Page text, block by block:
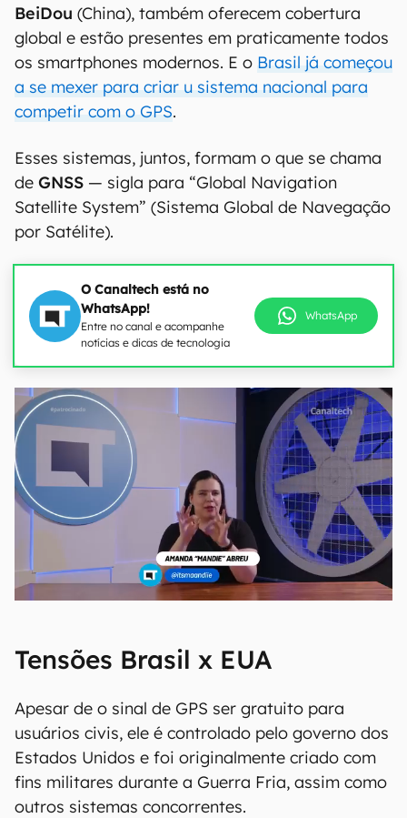
BeiDou (China), também oferecem cobertura
global e estão presentes em praticamente todos
os smartphones modernos. E o Brasil já começou
a se mexer para criar u sistema nacional para
competir com o GPS.
Esses sistemas, juntos, formam o que se chama
de GNSS — sigla para “Global Navigation
Satellite System” (Sistema Global de Navegação
por Satélite).
O Canaltech está no
WhatsApp!
Entre no canal e acompanhe
notícias e dicas de tecnologia
WhatsApp
Tensões Brasil x EUA
Apesar de o sinal de GPS ser gratuito para
usuários civis, ele é controlado pelo governo dos
Estados Unidos e foi originalmente criado com
fins militares durante a Guerra Fria, assim como
outros sistemas concorrentes.